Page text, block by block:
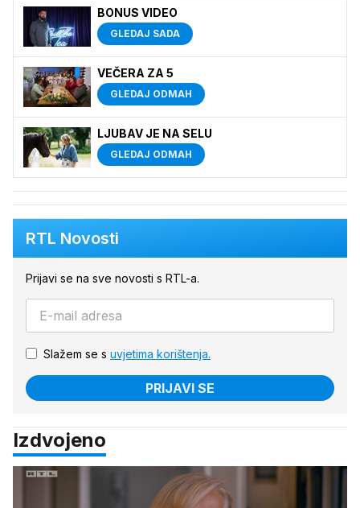
BONUS VIDEO
GLEDAJ SADA
VEČERA ZA 5
GLEDAJ ODMAH
LJUBAV JE NA SELU
GLEDAJ ODMAH
RTL Novosti
Prijavi se na sve novosti s RTL-a.
Slažem se s uvjetima korištenja.
PRIJAVI SE
Izdvojeno